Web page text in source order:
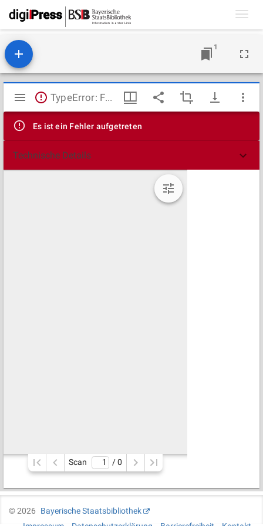
1
Mirador
Viewer
TypeError: Failed to fetch
Es ist ein Fehler aufgetreten
Technische Details
Scan / 0
©2026
Bayerische Staatsbibliothek